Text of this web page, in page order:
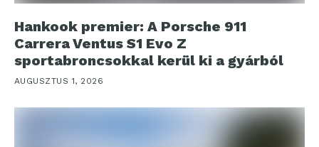
Hankook premier: A Porsche 911
Carrera Ventus S1 Evo Z
sportabroncsokkal kerül ki a gyárból
AUGUSZTUS 1, 2026